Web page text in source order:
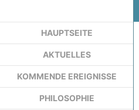
HAUPTSEITE
AKTUELLES
KOMMENDE EREIGNISSE
PHILOSOPHIE